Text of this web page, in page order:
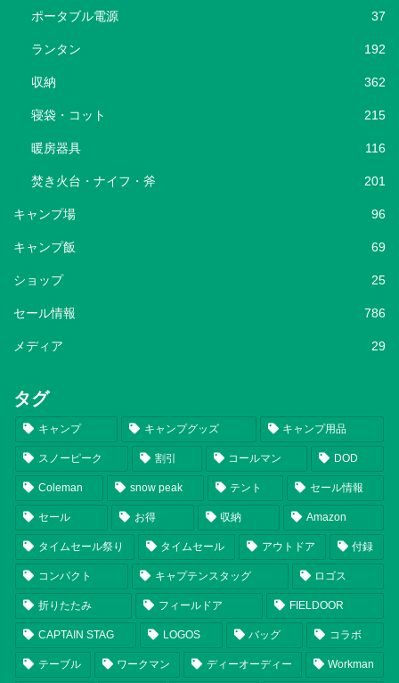
ポータブル電源 37
ランタン 192
収納 362
寝袋・コット 215
暖房器具 116
焚き火台・ナイフ・斧 201
キャンプ場 96
キャンプ飯 69
ショップ 25
セール情報 786
メディア 29
タグ
キャンプ キャンプグッズ キャンプ用品
スノーピーク 割引 コールマン DOD
Coleman snow peak テント セール情報
セール お得 収納 Amazon
タイムセール祭り タイムセール アウトドア 付録
コンパクト キャプテンスタッグ ロゴス
折りたたみ フィールドア FIELDOOR
CAPTAIN STAG LOGOS バッグ コラボ
テーブル ワークマン ディーオーディー Workman